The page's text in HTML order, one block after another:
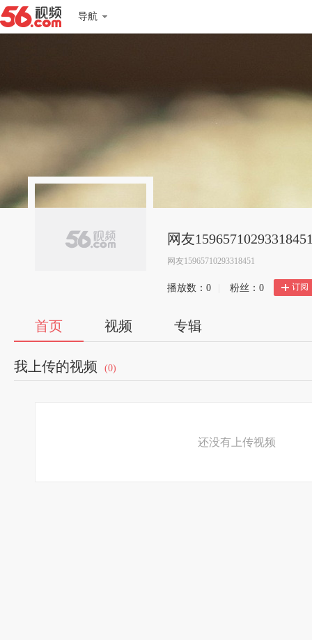
导航
网友
网友15965710293318451
播放数： 0 粉丝： 0 订阅
首页 视频 专辑
我上传的视频 (0)
还没有上传视频